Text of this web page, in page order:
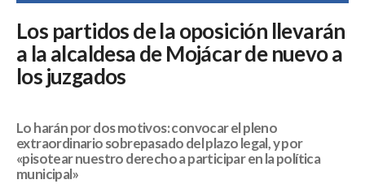
Los partidos de la oposición llevarán
a la alcaldesa de Mojácar de nuevo a
los juzgados
Lo harán por dos motivos: convocar el pleno
extraordinario sobrepasado del plazo legal, y por
«pisotear nuestro derecho a participar en la política
municipal»